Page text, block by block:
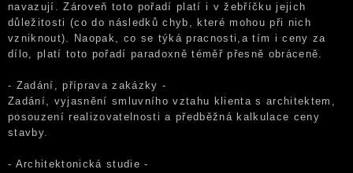
navazují. Zároveň toto pořadí platí i v žebříčku jejich
důležitosti (co do následků chyb, které mohou při nich
vzniknout). Naopak, co se týká pracnosti,a tím i ceny za
dílo, platí toto pořadí paradoxně téměř přesně obráceně.
- Zadání, příprava zakázky -
Zadání, vyjasnění smluvního vztahu klienta s architektem,
posouzení realizovatelnosti a předběžná kalkulace ceny
stavby.
- Architektonická studie -